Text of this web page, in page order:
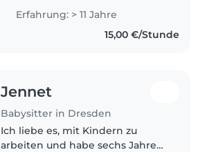
den Kindern macht mir riesigen
Spaß. Ich habe vor 4 Jahren
meinen letzten Erste Hilfe Kurs
Erfahrung: > 11 Jahre
15,00 €/Stunde
Jennet
Babysitter in Dresden
Ich liebe es, mit Kindern zu
arbeiten und habe sechs Jahre